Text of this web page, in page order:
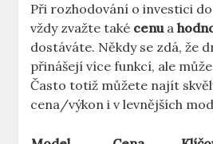
Při rozhodování​ o investici
vždy zvažte také⁣ cenua
dostáváte. Někdy se ⁤zdá, že
přinášejí ⁤více ⁢funkcí,‌ ale
Často‌ totiž⁢ můžete najít
cena/výkon⁢ i v levnějších